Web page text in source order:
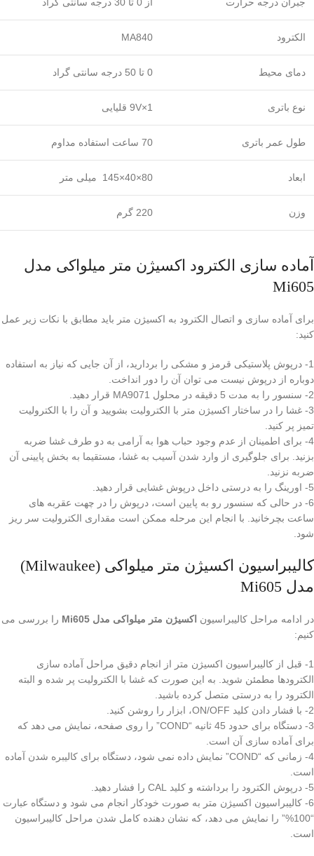
الکترود MA840
دمای محیط 0 تا 50 درجه سانتی گراد
نوع باتری 1×9V قلیایی
طول عمر باتری 70 ساعت استفاده مداوم
ابعاد 80×40×145 میلی متر
وزن 220 گرم
آماده سازی الکترود اکسیژن متر میلواکی مدل
Mi605
برای آماده سازی و اتصال الکترود به اکسیژن متر باید مطابق با نکات زیر عمل
کنید:
1- درپوش پلاستیکی قرمز و مشکی را بردارید، از آن جایی که نیاز به استفاده
دوباره از درپوش نیست می توان آن را دور انداخت.
2- سنسور را به مدت 5 دقیقه در محلول MA9071 قرار دهید.
3- غشا را در ساختار اکسیژن متر با الکترولیت بشویید و آن را با الکترولیت
تمیز پر کنید.
4- برای اطمینان از عدم وجود حباب هوا به آرامی به دو طرف غشا ضربه
بزنید. برای جلوگیری از وارد شدن آسیب به غشا، مستقیما به بخش پایینی آن
ضربه نزنید.
5- اورینگ را به درستی داخل درپوش غشایی قرار دهید.
6- در حالی که سنسور رو به پایین است، درپوش را در چهت عقربه های
ساعت بچرخانید. با انجام این مرحله ممکن است مقداری الکترولیت سر ریز
شود.
کالیبراسیون اکسیژن متر میلواکی (Milwaukee)
مدل Mi605
در ادامه مراحل کالیبراسیون اکسیژن متر میلواکی مدل Mi605
را بررسی می
کنیم:
1- قبل از کالیبراسیون اکسیژن متر از انجام دقیق مراحل آماده سازی
الکترودها مطمئن شوید. به این صورت که غشا با الکترولیت پر شده و البته
الکترود را به درستی متصل کرده باشید.
2- با فشار دادن کلید ON/OFF، ابزار را روشن کنید.
3- دستگاه برای حدود 45 ثانیه “COND” را روی صفحه، نمایش می دهد که
برای آماده سازی آن است.
4- زمانی که “COND” نمایش داده نمی شود، دستگاه برای کالیبره شدن آماده
است.
5- درپوش الکترود را برداشته و کلید CAL را فشار دهید.
6- کالیبراسیون اکسیژن متر به صورت خودکار انجام می شود و دستگاه عبارت
“100%” را نمایش می دهد، که نشان دهنده کامل شدن مراحل کالیبراسیون
است.